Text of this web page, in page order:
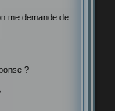
me demande de
?